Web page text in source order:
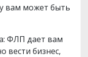
вам может быть
ФЛП дает вам
вести бизнес,